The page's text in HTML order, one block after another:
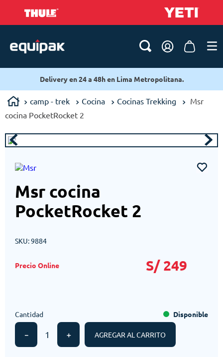
Delivery en 24 a 48h en Lima Metropolitana.
camp - trek Cocina Cocinas Trekking
Msr
cocina PocketRocket 2
Msr cocina
PocketRocket 2
SKU:9884
S/ 249
Cantidad
＋
－
Disponible
AGREGAR AL CARRITO